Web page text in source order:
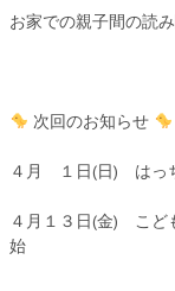
お家での親子間の読
次回のお知らせ
４月 １日(日) はっ
４月１３日(金) こ
始